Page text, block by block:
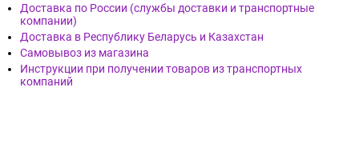
Доставка по России (службы доставки и транспортные
компании)
Доставка в Республику Беларусь и Казахстан
Самовывоз из магазина
Инструкции при получении товаров из транспортных
компаний